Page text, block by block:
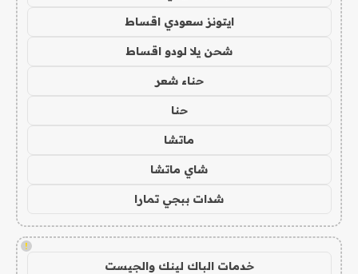
ايتونز سعودي اقساط
شحن يلا لودو اقساط
حناء شعر
حنا
ماتشا
شاي ماتشا
شدات ببجي تمارا
!
خدمات الباك لينك والجيست